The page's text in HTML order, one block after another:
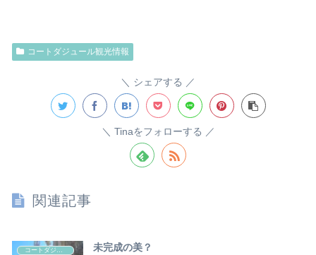
コートダジュール観光情報
シェアする
Tinaをフォローする
関連記事
コートダジュール観光情報 未完成の美？